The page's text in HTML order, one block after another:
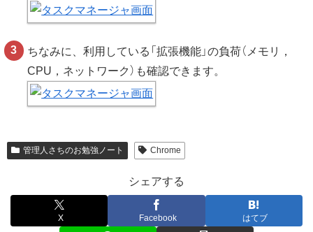
ちなみに、利用している「拡張機能」の負荷（メモリ，
CPU，ネットワーク）も確認できます。
管理人さちのお勉強ノート Chrome
シェアする
X Facebook はてブ